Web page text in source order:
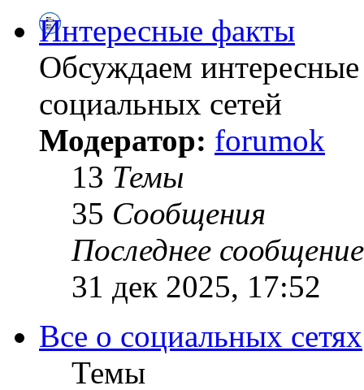
Интересные факты
Обсуждаем
социальных сетей
Модератор: forumok
13 Темы
35 Сообщения
Последнее сообщение
31 дек 2025, 17:52
Все о социальных сетях
Темы